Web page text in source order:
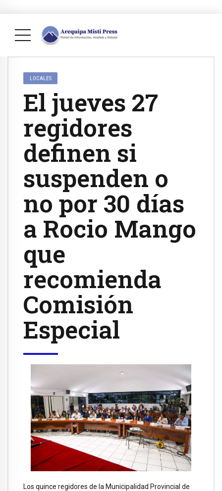
LOCALES
El jueves 27
regidores
definen si
suspenden o
no por 30 días
a Rocio Mango
que
recomienda
Comisión
Especial
Los quince regidores de la Municipalidad Provincial de